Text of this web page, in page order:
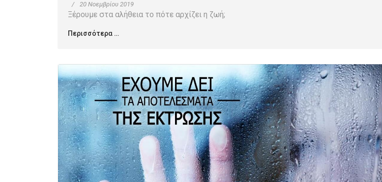
20 Νοεμβρίου 2019
Ξέρουμε στα αλήθεια το πότε αρχίζει η ζωή;
Περισσότερα …